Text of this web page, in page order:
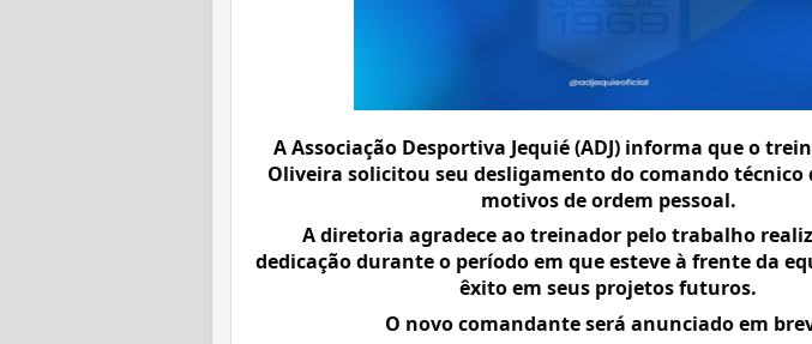
A Associação Desportiva Jequié (ADJ) informa que o
Oliveira solicitou seu desligamento do comando técnico
motivos de ordem pessoal.
A diretoria agradece ao treinador pelo trabalho
dedicação durante o período em que esteve à frente da
êxito em seus projetos futuros.
O novo comandante será anunciado em